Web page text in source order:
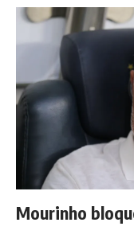
Mourinho